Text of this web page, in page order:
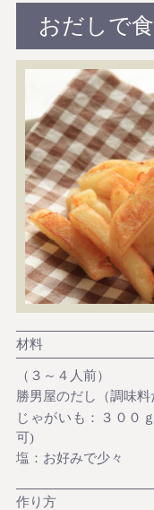
おだしで
材料
（３～４人前）
勝男屋のだし（調味
じゃがいも：３００
可)
塩：お好みで少々
作り方